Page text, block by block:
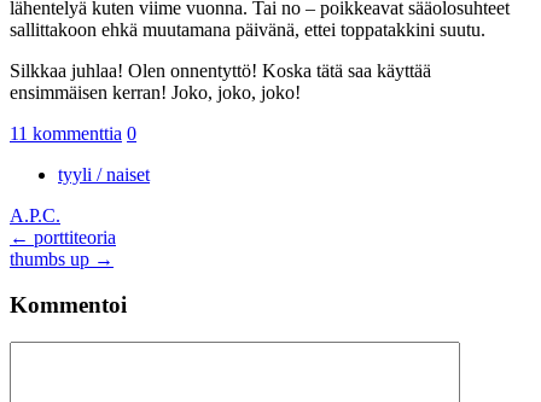
lähentelyä kuten viime vuonna. Tai no – poikkeavat sääolosuhteet
sallittakoon ehkä muutamana päivänä, ettei toppatakkini suutu.
Silkkaa juhlaa! Olen onnentyttö! Koska tätä saa käyttää
ensimmäisen kerran! Joko, joko, joko!
11 kommenttia 0
tyyli / naiset
A.P.C.
Artikkelien
selaus
← porttiteoria
thumbs up →
Kommentoi